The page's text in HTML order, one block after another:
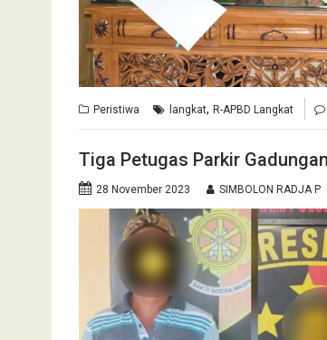
Peristiwa langkat, R-APBD Langkat
Tiga Petugas Parkir
28 November 2023 SIMBOLON RADJA P